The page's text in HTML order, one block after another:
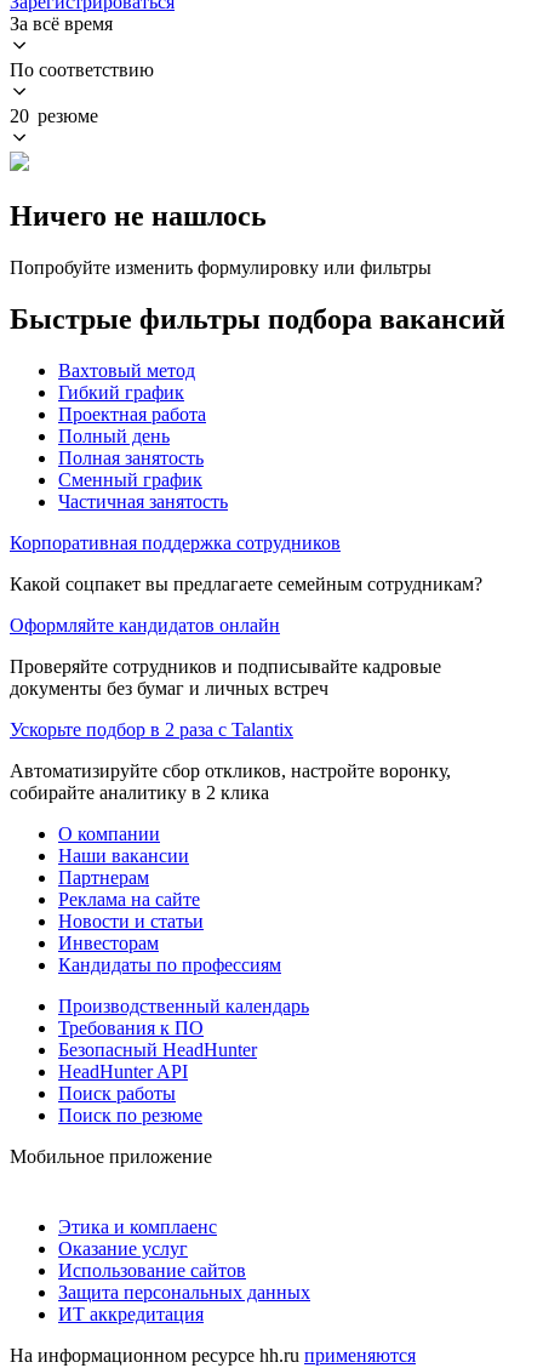
За всё время
По соответствию
20 резюме
Ничего не нашлось
Попробуйте изменить формулировку или фильтры
Быстрые фильтры подбора вакансий
Вахтовый метод
Гибкий график
Проектная работа
Полный день
Полная занятость
Сменный график
Частичная занятость
Корпоративная поддержка сотрудников
Какой соцпакет вы предлагаете семейным сотрудникам?
Оформляйте кандидатов онлайн
Проверяйте сотрудников и подписывайте кадровые
документы без бумаг и личных встреч
Ускорьте подбор в 2 раза с Talantix
Автоматизируйте сбор откликов, настройте воронку,
собирайте аналитику в 2 клика
О компании
Наши вакансии
Партнерам
Реклама на сайте
Новости и статьи
Инвесторам
Кандидаты по профессиям
Производственный календарь
Требования к ПО
Безопасный HeadHunter
HeadHunter API
Поиск работы
Поиск по резюме
Мобильное приложение
Этика и комплаенс
Оказание услуг
Использование сайтов
Защита персональных данных
ИТ аккредитация
На информационном ресурсе hh.ru применяются